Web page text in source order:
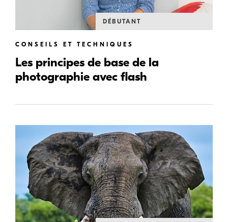
DÉBUTANT
CONSEILS ET TECHNIQUES
Les principes de base de la
photographie avec flash